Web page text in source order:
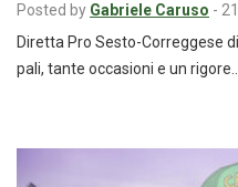
Posted by Gabriele Caruso -
Diretta Pro Sesto-Correggese
pali, tante occasioni e un